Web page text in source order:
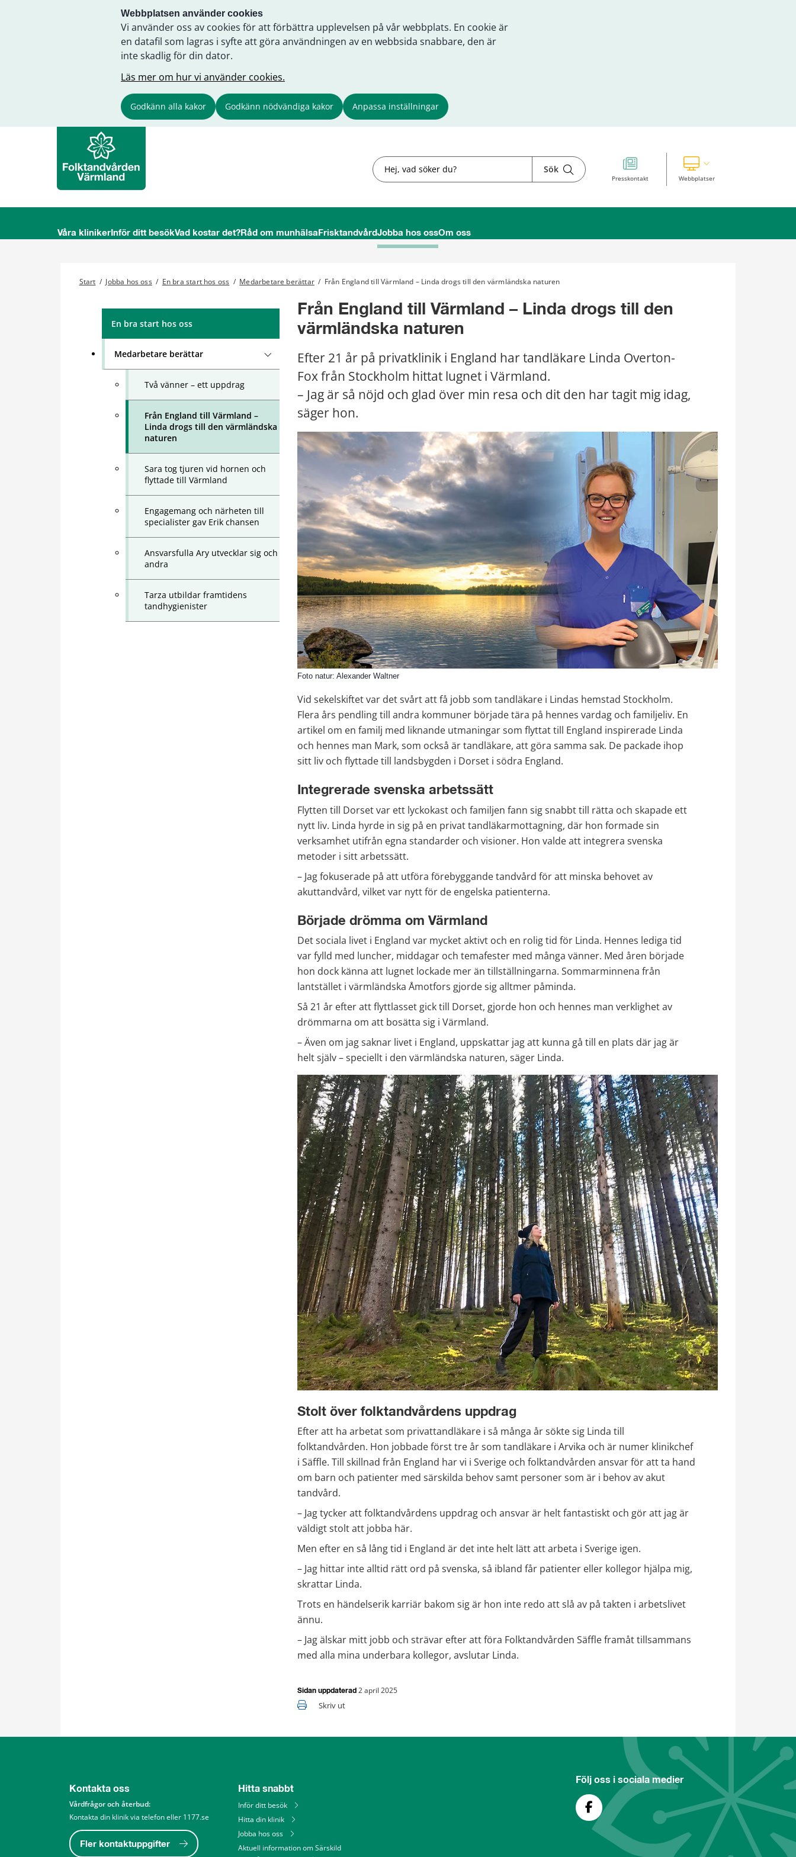
Webbplatsen använder cookies
Vi använder oss av cookies för att förbättra upplevelsen på vår webbplats. En cookie är
en datafil som lagras i syfte att göra användningen av en webbsida snabbare, den är
inte skadlig för din dator.
Läs mer om hur vi använder cookies.
Godkänn alla kakor Godkänn nödvändiga kakor Anpassa inställningar
Sök Sök
Presskontakt WebbplatserVisa våra andra webbplatser
Våra klinikerInför ditt besökVad kostar det?Råd om munhälsa FrisktandvårdJobba hos ossOm oss
Start / Jobba hos oss / En bra start hos oss / Medarbetare berättar / Från England till Värmland – Linda drogs till den värmländska naturen
En bra start hos oss
Medarbetare berättar
Två vänner – ett uppdrag
Från England till Värmland –
Linda drogs till den värmländska
naturen
Sara tog tjuren vid hornen och
flyttade till Värmland
Engagemang och närheten till
specialister gav Erik chansen
Ansvarsfulla Ary utvecklar sig och
andra
Tarza utbildar framtidens
tandhygienister
Från England till Värmland – Linda drogs till den
värmländska naturen
Efter 21 år på privatklinik i England har tandläkare Linda Overton-
Fox från Stockholm hittat lugnet i Värmland.
– Jag är så nöjd och glad över min resa och dit den har tagit mig idag,
säger hon.
Foto natur: Alexander Waltner
Vid sekelskiftet var det svårt att få jobb som tandläkare i Lindas hemstad Stockholm.
Flera års pendling till andra kommuner började tära på hennes vardag och familjeliv. En
artikel om en familj med liknande utmaningar som flyttat till England inspirerade Linda
och hennes man Mark, som också är tandläkare, att göra samma sak. De packade ihop
sitt liv och flyttade till landsbygden i Dorset i södra England.
Integrerade svenska arbetssätt
Flytten till Dorset var ett lyckokast och familjen fann sig snabbt till rätta och skapade ett
nytt liv. Linda hyrde in sig på en privat tandläkarmottagning, där hon formade sin
verksamhet utifrån egna standarder och visioner. Hon valde att integrera svenska
metoder i sitt arbetssätt.
– Jag fokuserade på att utföra förebyggande tandvård för att minska behovet av
akuttandvård, vilket var nytt för de engelska patienterna.
Började drömma om Värmland
Det sociala livet i England var mycket aktivt och en rolig tid för Linda. Hennes lediga tid
var fylld med luncher, middagar och temafester med många vänner. Med åren började
hon dock känna att lugnet lockade mer än tillställningarna. Sommarminnena från
lantstället i värmländska Åmotfors gjorde sig alltmer påminda.
Så 21 år efter att flyttlasset gick till Dorset, gjorde hon och hennes man verklighet av
drömmarna om att bosätta sig i Värmland.
– Även om jag saknar livet i England, uppskattar jag att kunna gå till en plats där jag är
helt själv – speciellt i den värmländska naturen, säger Linda.
Stolt över folktandvårdens uppdrag
Efter att ha arbetat som privattandläkare i så många år sökte sig Linda till
folktandvården. Hon jobbade först tre år som tandläkare i Arvika och är numer klinikchef
i Säffle. Till skillnad från England har vi i Sverige och folktandvården ansvar för att ta hand
om barn och patienter med särskilda behov samt personer som är i behov av akut
tandvård.
– Jag tycker att folktandvårdens uppdrag och ansvar är helt fantastiskt och gör att jag är
väldigt stolt att jobba här.
Men efter en så lång tid i England är det inte helt lätt att arbeta i Sverige igen.
– Jag hittar inte alltid rätt ord på svenska, så ibland får patienter eller kollegor hjälpa mig,
skrattar Linda.
Trots en händelserik karriär bakom sig är hon inte redo att slå av på takten i arbetslivet
ännu.
– Jag älskar mitt jobb och strävar efter att föra Folktandvården Säffle framåt tillsammans
med alla mina underbara kollegor, avslutar Linda.
Sidan uppdaterad 2 april 2025
Skriv ut
Kontakta oss
Vårdfrågor och återbud:
Kontakta din klinik via telefon eller 1177.se
Fler kontaktuppgifter
Hitta snabbt
Inför ditt besök
Hitta din klinik
Jobba hos oss
Aktuell information om Särskild
Följ oss i sociala medier